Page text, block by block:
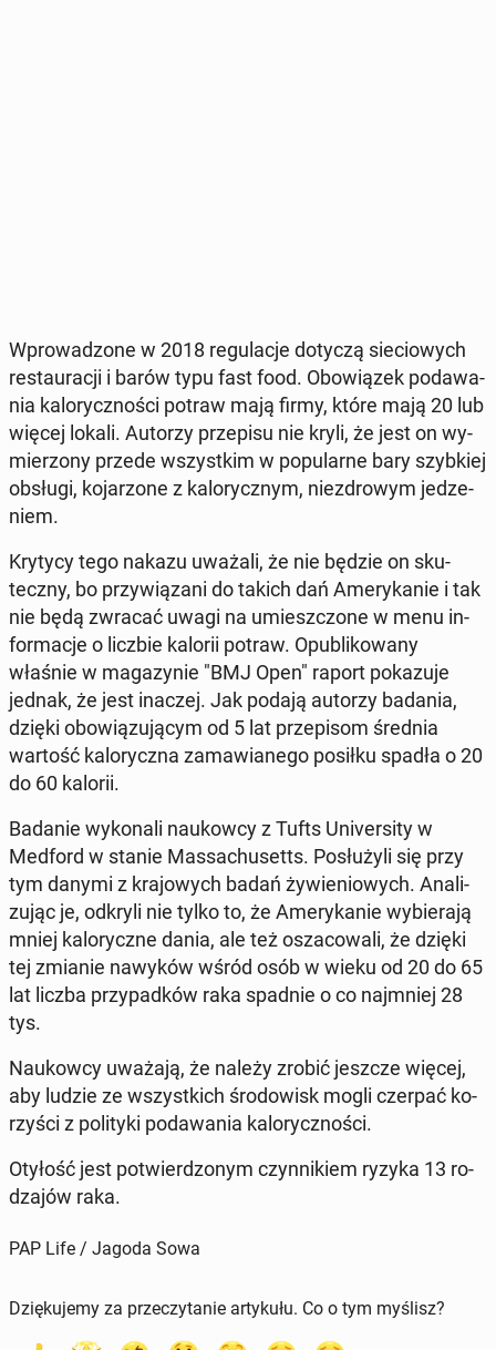
Wpro­wa­dzo­ne w 2018 re­gu­la­cje dotyczą sie­cio­wych
re­stau­ra­cji i barów typu fast food. Obo­wią­zek po­da­wa­
nia ka­lo­rycz­no­ści potraw mają firmy, które mają 20 lub
więcej lokali. Autorzy prze­pi­su nie kryli, że jest on wy­
mie­rzo­ny przede wszyst­kim w po­pu­lar­ne bary szyb­kiej
obsługi, ko­ja­rzo­ne z ka­lo­rycz­nym, nie­zdro­wym je­dze­
niem.
Krytycy tego nakazu uważali, że nie będzie on sku­
tecz­ny, bo przy­wią­za­ni do takich dań Ame­ry­ka­nie i tak
nie będą zwracać uwagi na umiesz­czo­ne w menu in­
for­ma­cje o liczbie kalorii potraw. Opu­bli­ko­wa­ny
właśnie w ma­ga­zy­nie "BMJ Open" raport po­ka­zu­je
jednak, że jest inaczej. Jak podają autorzy badania,
dzięki obo­wią­zu­ją­cym od 5 lat prze­pi­som średnia
wartość ka­lo­rycz­na za­ma­wia­ne­go posiłku spadła o 20
do 60 kalorii.
Badanie wy­ko­na­li na­ukow­cy z Tufts Uni­ver­si­ty w
Medford w stanie Mas­sa­chu­setts. Po­słu­ży­li się przy
tym danymi z kra­jo­wych badań ży­wie­nio­wych. Ana­li­
zu­jąc je, odkryli nie tylko to, że Ame­ry­ka­nie wy­bie­ra­ją
mniej ka­lo­rycz­ne dania, ale też osza­co­wa­li, że dzięki
tej zmianie nawyków wśród osób w wieku od 20 do 65
lat liczba przy­pad­ków raka spadnie o co naj­mniej 28
tys.
Na­ukow­cy uważają, że należy zrobić jeszcze więcej,
aby ludzie ze wszyst­kich śro­do­wisk mogli czerpać ko­
rzy­ści z po­li­ty­ki po­da­wa­nia ka­lo­rycz­no­ści.
Otyłość jest po­twier­dzo­nym czyn­ni­kiem ryzyka 13 ro­
dza­jów raka.
PAP Life / Jagoda Sowa
Dziękujemy za przeczytanie artykułu. Co o tym myślisz?